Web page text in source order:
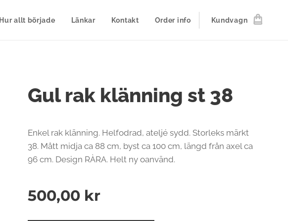
Hur allt började Länkar Kontakt Order info Kundvagn
Gul rak klänning st 38
Enkel rak klänning. Helfodrad, ateljé sydd. Storleks märkt
38. Mått midja ca 88 cm, byst ca 100 cm, längd från axel ca
96 cm. Design RÀRA. Helt ny oanvänd.
500,00 kr